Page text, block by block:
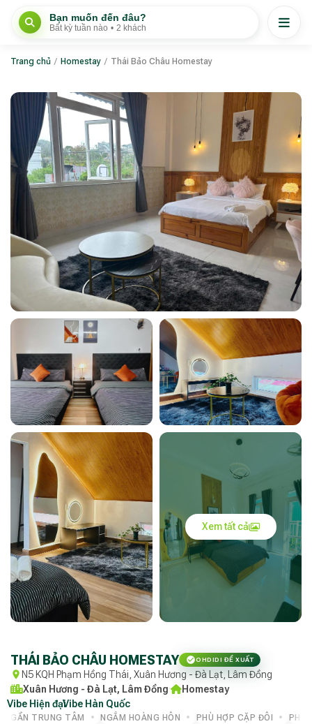
Bạn muốn đến đâu?
Bất kỳ tuần nào • 2 khách
Trang chủ / Homestay / Thái Bảo Châu Homestay
Xem tất cả
THÁI BẢO CHÂU HOMESTAY OHDIDI ĐỀ XUẤT
N5 KQH Phạm Hồng Thái, Xuân Hương - Đà Lạt, Lâm Đồng
Xuân Hương - Đà Lạt, Lâm Đồng·
Homestay
·
Vibe Hiện đại·
Vibe Hàn Quốc
GẦN TRUNG TÂM NGẮM HOÀNG HÔN PHÙ HỢP CẶP ĐÔI
PHÙ